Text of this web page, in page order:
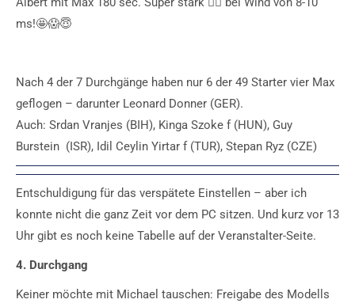
ms!🤩😱😇
Nach 4 der 7 Durchgänge haben nur 6 der 49 Starter vier Max
geflogen – darunter Leonard Donner (GER).
Auch: Srdan Vranjes (BIH), Kinga Szoke f (HUN), Guy
Burstein (ISR), Idil Ceylin Yirtar f (TUR), Stepan Ryz (CZE)
Entschuldigung für das verspätete Einstellen – aber ich
konnte nicht die ganz Zeit vor dem PC sitzen. Und kurz vor 13
Uhr gibt es noch keine Tabelle auf der Veranstalter-Seite.
4. Durchgang
Keiner möchte mit Michael tauschen: Freigabe des Modells